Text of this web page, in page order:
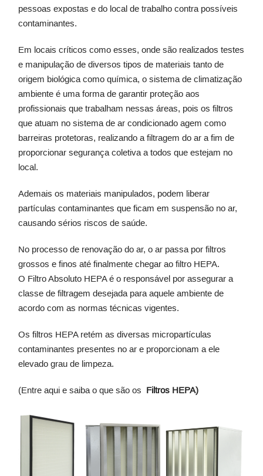
pessoas expostas e do local de trabalho contra possíveis
contaminantes.
Em locais críticos como esses, onde são realizados testes
e manipulação de diversos tipos de materiais tanto de
origem biológica como química, o sistema de climatização
ambiente é uma forma de garantir proteção aos
profissionais que trabalham nessas áreas, pois os filtros
que atuam no sistema de ar condicionado agem como
barreiras protetoras, realizando a filtragem do ar a fim de
proporcionar segurança coletiva a todos que estejam no
local.
Ademais os materiais manipulados, podem liberar
partículas contaminantes que ficam em suspensão no ar,
causando sérios riscos de saúde.
No processo de renovação do ar, o ar passa por filtros
grossos e finos até finalmente chegar ao filtro HEPA.
O Filtro Absoluto HEPAé o responsável por assegurar a
classe de filtragem desejada para aquele ambiente de
acordo com as normas técnicas vigentes.
Os filtros HEPA retém as diversas micropartículas
contaminantes presentes no ar e proporcionam a ele
elevado grau de limpeza.
(Entre aqui e saiba o que são os Filtros HEPA)